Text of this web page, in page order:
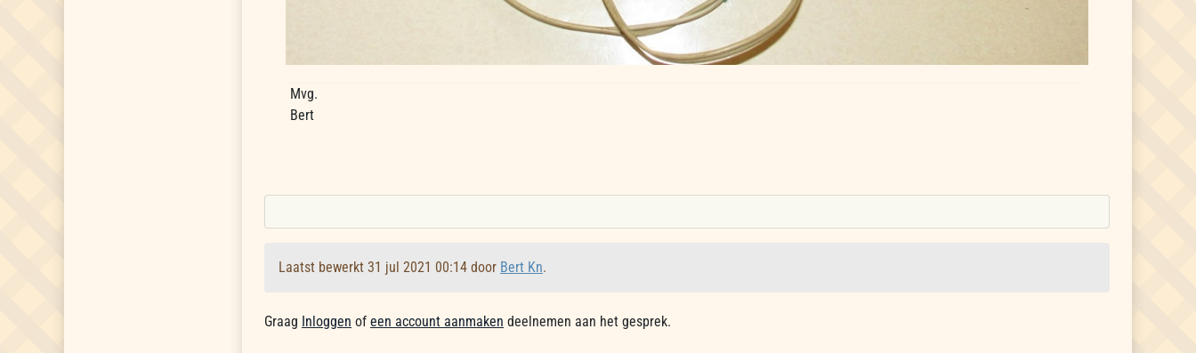
Mvg.
Bert
Laatst bewerkt 31 jul 2021 00:14 door Bert Kn.
Graag Inloggen of een account aanmaken deelnemen aan het gesprek.